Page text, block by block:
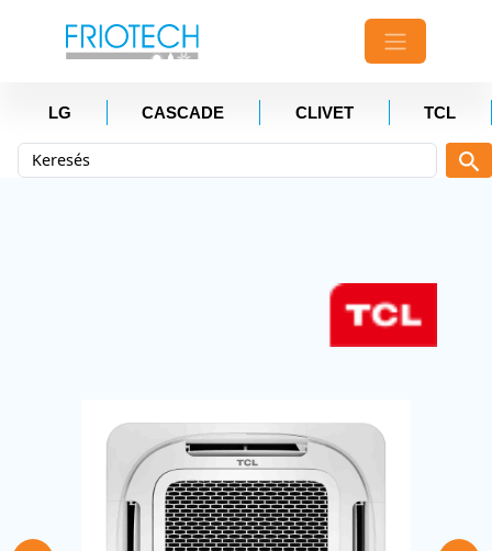
LG CASCADE CLIVET TCL